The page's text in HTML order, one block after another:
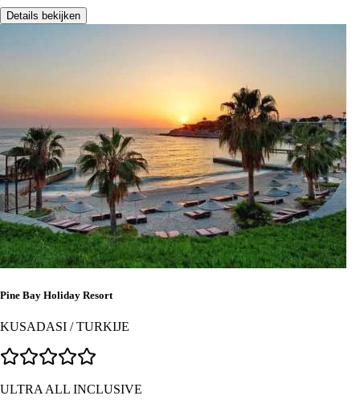
Details bekijken
Pine Bay Holiday Resort
KUSADASI /TURKIJE
ULTRA ALL INCLUSIVE